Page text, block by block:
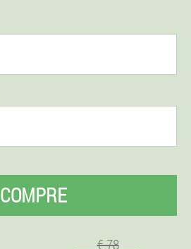
COMPRE
€ 78